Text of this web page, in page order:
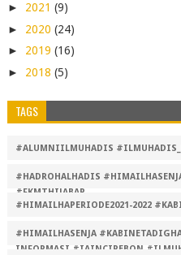
► 2021 (9)
► 2020 (24)
► 2019 (16)
► 2018 (5)
TAGS
#ALUMNIILMUHADIS
#HADROHALHADIS
#FKMTHIJABAR
#HIMAILHAPERIODE2021-2022
#HIMAILHASENJA
INFORMASI #IAINCIREBON